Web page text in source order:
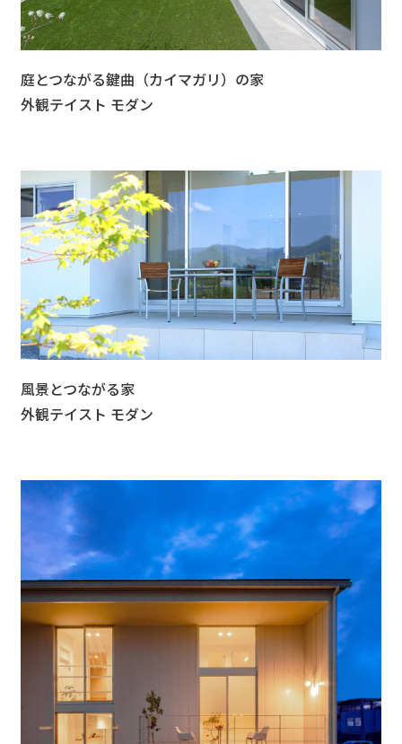
庭とつながる鍵曲（カイマガリ）の家
外観テイスト モダン
風景とつながる家
外観テイスト モダン